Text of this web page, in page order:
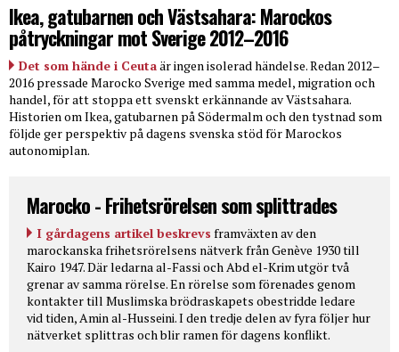
Ikea, gatubarnen och Västsahara: Marockos
påtryckningar mot Sverige 2012–2016
Det som hände i Ceutaär ingen isolerad händelse. Redan 2012–
2016 pressade Marocko Sverige med samma medel, migration och
handel, för att stoppa ett svenskt erkännande av Västsahara.
Historien om Ikea, gatubarnen på Södermalm och den tystnad som
följde ger perspektiv på dagens svenska stöd för Marockos
autonomiplan.
Marocko - Frihetsrörelsen som splittrades
I gårdagens artikel beskrevs framväxten av den
marockanska frihetsrörelsens nätverk från Genève 1930 till
Kairo 1947. Där ledarna al-Fassi och Abd el-Krim utgör två
grenar av samma rörelse. En rörelse som förenades genom
kontakter till Muslimska brödraskapets obestridde ledare
vid tiden, Amin al-Husseini. I den tredje delen av fyra följer hur
nätverket splittras och blir ramen för dagens konflikt.